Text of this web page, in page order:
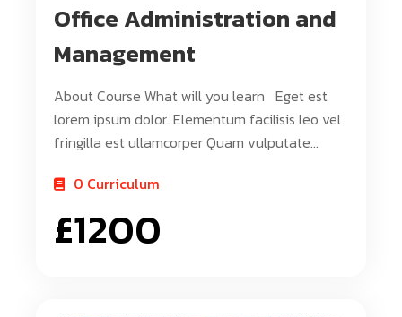
Office Administration and
Management
About Course What will you learn Eget est
lorem ipsum dolor. Elementum facilisis leo vel
fringilla est ullamcorper Quam vulputate
tincidunt arcu non. Blandit turpis cursus in hac
habitasse platea dictumst quisque. Urna nunc
id cursus metus aliquam eleifend. Diam ut
0 Curriculum
£1200